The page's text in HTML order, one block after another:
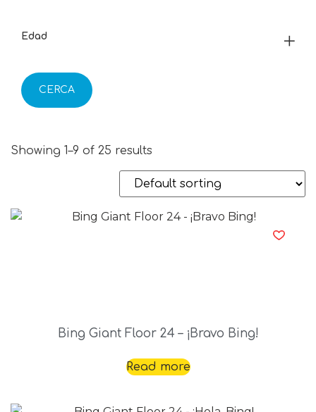
Edad
CERCA
Showing 1–9 of 25 results
Bing Giant Floor 24 – ¡Bravo Bing!
Read more